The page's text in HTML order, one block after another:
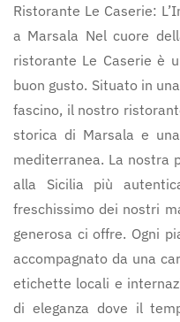
Ristorante Le Caserie:
a Marsala Nel cuore
ristorante Le Caserie è
buon gusto. Situato in
fascino, il nostro
storica di Marsala e
mediterranea. La nostra
alla Sicilia più
freschissimo dei nostri
generosa ci offre. Ogni
accompagnato da una
etichette locali e
di eleganza dove il